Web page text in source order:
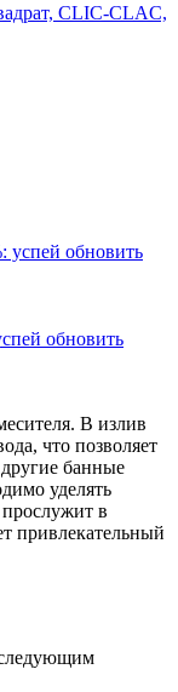
CLIC-CLAC,
обновить
В излив
что позволяет
банные
уделять
в
привлекательный